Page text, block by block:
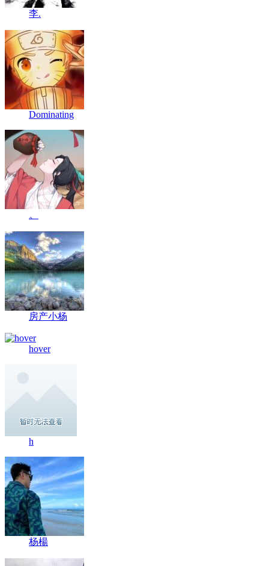
李.
Dominating
。
房产小杨
hover
h
杨楊